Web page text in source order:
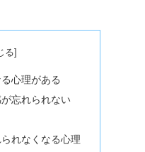
心理がある
忘れられない
れなくなる心理